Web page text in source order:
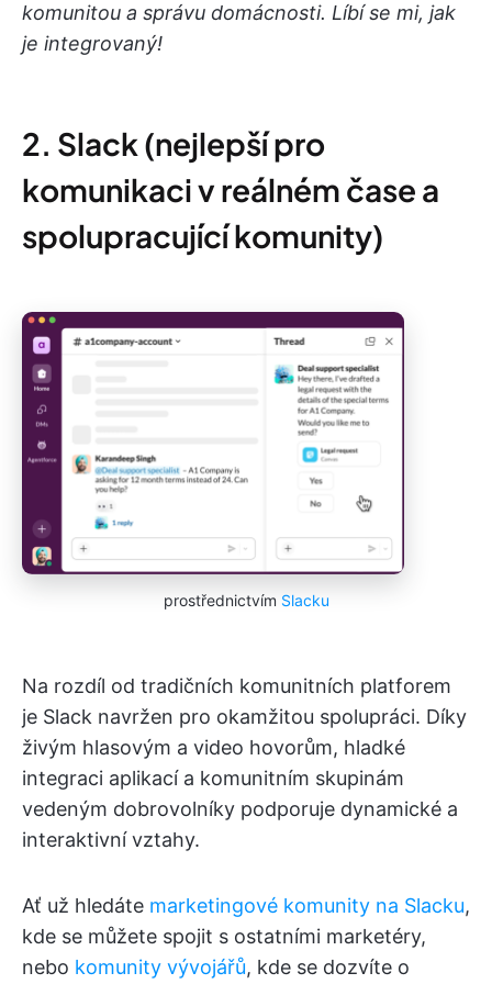
komunitou a správu domácnosti. Líbí se mi, jak
je integrovaný!
2. Slack (nejlepší pro
komunikaci v reálném čase a
spolupracující komunity)
prostřednictvím Slacku
Na rozdíl od tradičních komunitních platforem
je Slack navržen pro okamžitou spolupráci. Díky
živým hlasovým a video hovorům, hladké
integraci aplikací a komunitním skupinám
vedeným dobrovolníky podporuje dynamické a
interaktivní vztahy.
Ať už hledáte marketingové komunity na Slacku,
kde se můžete spojit s ostatními marketéry,
nebo komunity vývojářů, kde se dozvíte o